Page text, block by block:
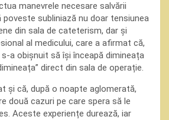
manevrele necesare salvării
subliniază nu doar tensiunea
din sala de cateterism, dar și
al medicului, care a afirmat că,
a obișnuit să își înceapă dimineața
direct din sala de operație.
și că, după o noapte aglomerată,
două cazuri pe care spera să le
Aceste experiențe durează, iar